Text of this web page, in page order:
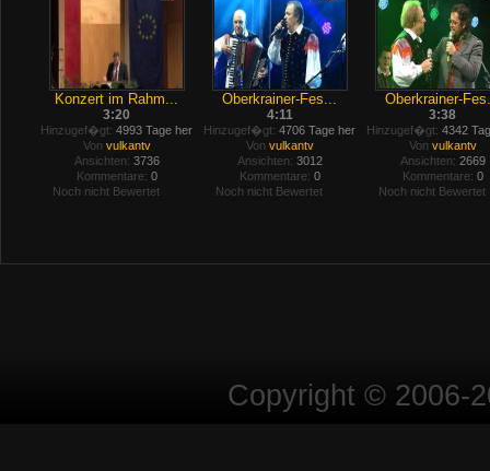
Konzert im Rahm...
3:20
Hinzugef�gt: 4993 Tage her
Von vulkantv
Ansichten: 3736
Kommentare: 0
Noch nicht Bewertet
Oberkrainer-Fes...
4:11
Hinzugef�gt: 4706 Tage her
Von vulkantv
Ansichten: 3012
Kommentare: 0
Noch nicht Bewertet
Oberkrainer-
3:38
Hinzugef�gt: 4342
Von vulkantv
Ansichten: 2669
Kommentare: 0
Noch nicht Bewertet
Copyright © 2006-